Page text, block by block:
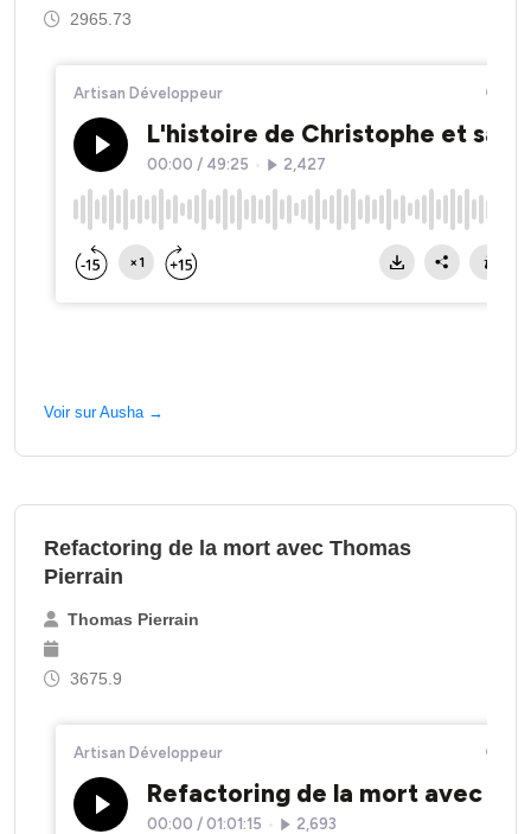
2965.73
Voir sur Ausha →
Refactoring de la mort avec Thomas
Pierrain
Thomas Pierrain
3675.9